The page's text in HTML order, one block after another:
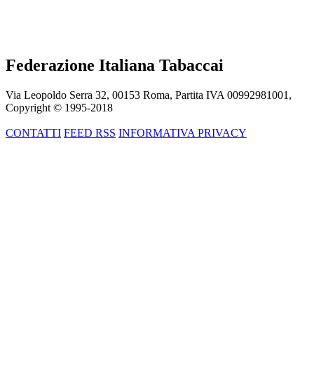
Federazione Italiana Tabaccai
Via Leopoldo Serra 32, 00153 Roma, Partita IVA 00992981001,
Copyright © 1995-2018
CONTATTI FEED RSS INFORMATIVA PRIVACY